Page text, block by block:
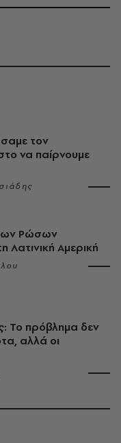
τον
να παίρνουμε
των Ρώσων
Αμερική
Το πρόβλημα δεν
αλλά οι